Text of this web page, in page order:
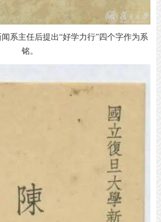
系主任后提出“好学力行”四个字作为系
铭。